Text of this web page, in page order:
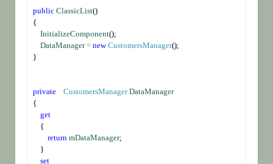
public ClassicList()
{
InitializeComponent();
DataManager = new CustomersManager();
}
private CustomersManager DataManager
{
get
    {
return mDataManager;
    }
set